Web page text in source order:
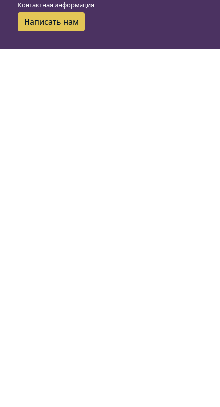
Контактная информация
Написать нам